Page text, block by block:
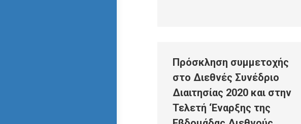
Πρόσκληση συμμετοχής
στο Διεθνές Συνέδριο
Διαιτησίας 2020 και στην
Τελετή ‘Εναρξης της